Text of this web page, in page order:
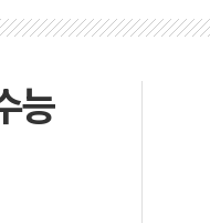
현 안돼"...李 부동산 세제
피해 경북 안동·의성 특별재
인에게 흉기 휘두른 30대
능